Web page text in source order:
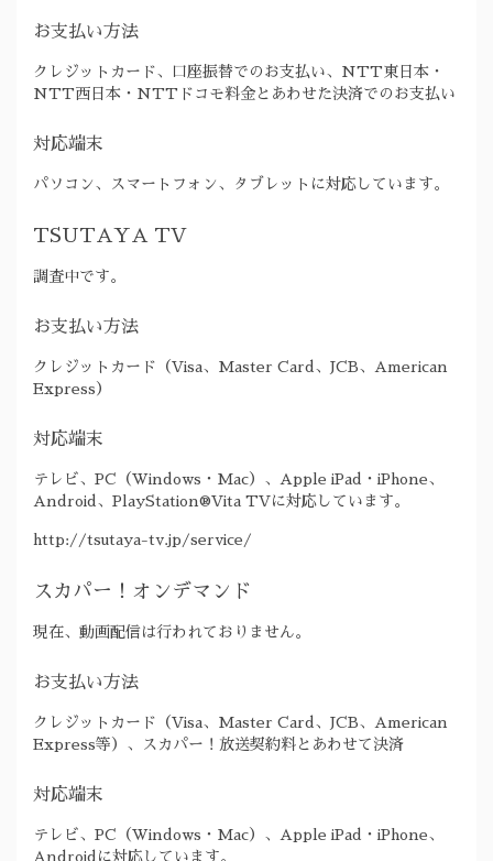
お支払い方法
クレジットカード、口座振替でのお支払い、NTT東日本・
NTT西日本・NTTドコモ料金とあわせた決済でのお支払い
対応端末
パソコン、スマートフォン、タブレットに対応しています。
TSUTAYA TV
調査中です。
お支払い方法
クレジットカード（Visa、Master Card、JCB、American
Express）
対応端末
テレビ、PC（Windows・Mac）、Apple iPad・iPhone、
Android、PlayStation®Vita TVに対応しています。
http://tsutaya-tv.jp/service/
スカパー！オンデマンド
現在、動画配信は行われておりません。
お支払い方法
クレジットカード（Visa、Master Card、JCB、American
Express等）、スカパー！放送契約料とあわせて決済
対応端末
テレビ、PC（Windows・Mac）、Apple iPad・iPhone、
Androidに対応しています。